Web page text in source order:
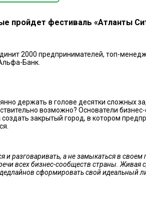
пройдет фестиваль «Атланты
2000 предпринимателей, топ-
Банк.
держать в голове десятки сложных
возможно? Основатели
закрытый город, в котором
и разговаривать, а не замыкаться в
всех бизнес-сообществ страны. Живая
сформировать свой идеальный